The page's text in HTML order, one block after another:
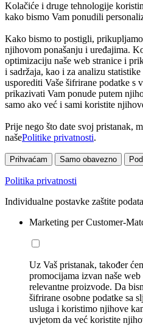
Kolačiće i druge tehnologije
kako bismo Vam ponudili
Kako bismo to postigli,
njihovom ponašanju i uređajima.
optimizaciju naše web stranice i
i sadržaja, kao i za analizu
usporediti Vaše šifrirane podatke s
prikazivati Vam ponude putem
samo ako već i sami koristite
Prije nego što date svoj pristanak,
našePolitike privatnosti.
Prihvaćam Samo obavezno
Politika privatnosti
Individualne postavke zaštite
Marketing per Customer-
Uz Vaš pristanak, također
promocijama izvan naše
relevantne proizvode. Da
šifrirane osobne podatke sa
usluga i koristimo njihove
uvjetom da već koristite